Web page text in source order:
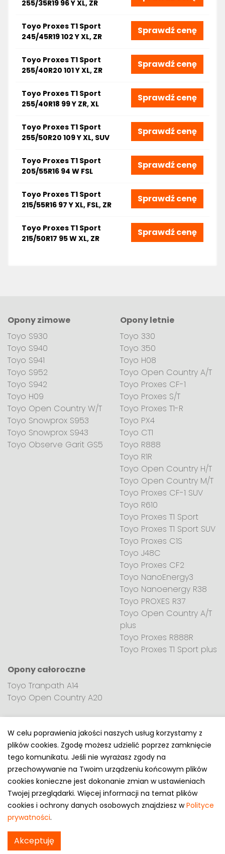
255/35R19 96 Y XL, ZR
Toyo Proxes T1 Sport
245/45R19 102 Y XL, ZR
Sprawdź cenę
Toyo Proxes T1 Sport
255/40R20 101 Y XL, ZR
Sprawdź cenę
Toyo Proxes T1 Sport
255/40R18 99 Y ZR, XL
Sprawdź cenę
Toyo Proxes T1 Sport
255/50R20 109 Y XL, SUV
Sprawdź cenę
Toyo Proxes T1 Sport
205/55R16 94 W FSL
Sprawdź cenę
Toyo Proxes T1 Sport
215/55R16 97 Y XL, FSL, ZR
Sprawdź cenę
Toyo Proxes T1 Sport
215/50R17 95 W XL, ZR
Sprawdź cenę
Opony zimowe
Toyo S930
Toyo S940
Toyo S941
Toyo S952
Toyo S942
Toyo H09
Toyo Open Country W/T
Toyo Snowprox S953
Toyo Snowprox S943
Toyo Observe Garit GS5
Opony letnie
Toyo 330
Toyo 350
Toyo H08
Toyo Open Country A/T
Toyo Proxes CF-1
Toyo Proxes S/T
Toyo Proxes T1-R
Toyo PX4
Toyo CT1
Toyo R888
Toyo R1R
Toyo Open Country H/T
Toyo Open Country M/T
Toyo Proxes CF-1 SUV
Toyo R610
Toyo Proxes T1 Sport
Toyo Proxes T1 Sport SUV
Toyo Proxes C1S
Toyo J48C
Toyo Proxes CF2
Toyo NanoEnergy3
Toyo Nanoenergy R38
Toyo PROXES R37
Toyo Open Country A/T
plus
Toyo Proxes R888R
Toyo Proxes T1 Sport plus
Opony całoroczne
Toyo Tranpath A14
Toyo Open Country A20
Polityka prywatności
e-mail: kontakt@opony.com.pl
Copyright © 2000-2023 Opony.com.pl
W celu poprawienia jakości naszych usług korzystamy z
plików cookies. Zgodę możesz udzielić poprzez zamknięcie
tego komunikatu. Jeśli nie wyrażasz zgody na
przechowywanie na Twoim urządzeniu końcowym plików
cookies konieczne jest dokonanie zmian w ustawieniach
Twojej przeglądarki. Więcej informacji na temat plików
cookies i ochrony danych osobowych znajdziesz wPolityce
prywatności.
Akceptuję